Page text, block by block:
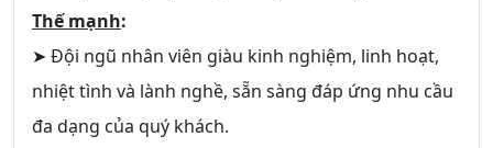
Thế mạnh:
➤ Đội ngũ nhân viên giàu kinh nghiệm, linh hoạt,
nhiệt tình và lành nghề, sẵn sàng đáp ứng nhu cầu
đa dạng của quý khách.